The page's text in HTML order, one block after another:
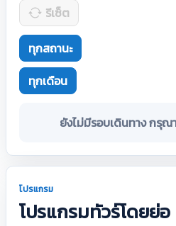
รีเซ็ต
ทุกสถานะ
ทุกเดือน
ยังไม่มีรอบเดินทาง กรุณ
โปรแกรม
โปรแกรมทัวร์โดยย่อ